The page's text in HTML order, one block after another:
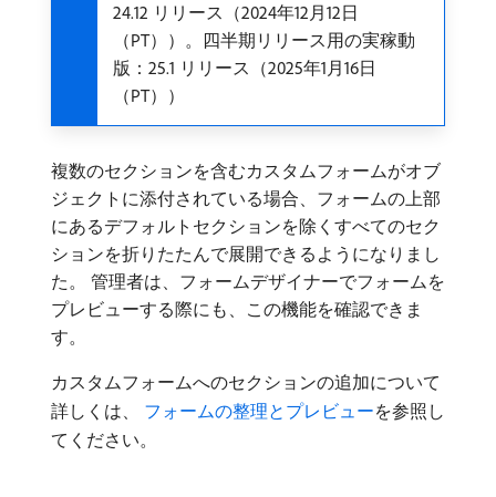
24.12 リリース（2024年12月12日
（PT））。四半期リリース用の実稼動
版：25.1 リリース（2025年1月16日
（PT））
複数のセクションを含むカスタムフォームがオブ
ジェクトに添付されている場合、フォームの上部
にあるデフォルトセクションを除くすべてのセク
ションを折りたたんで展開できるようになりまし
た。 管理者は、フォームデザイナーでフォームを
プレビューする際にも、この機能を確認できま
す。
カスタムフォームへのセクションの追加について
詳しくは、
​ フォームの整理とプレビューを参照し
てください。